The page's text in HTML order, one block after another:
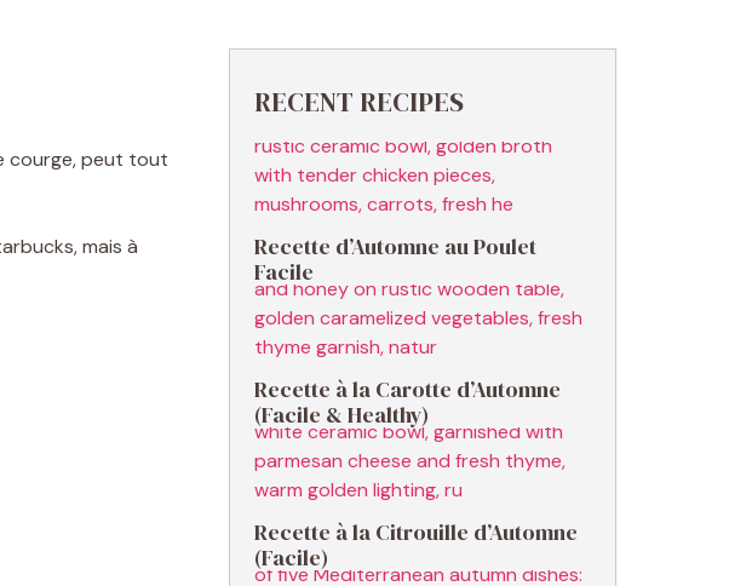
courge, peut tout
mais à
RECENT RECIPES
Recette d’Automne au Poulet
Facile
Recette à la Carotte d’Automne
(Facile & Healthy)
Recette à la Citrouille d’Automne
(Facile)